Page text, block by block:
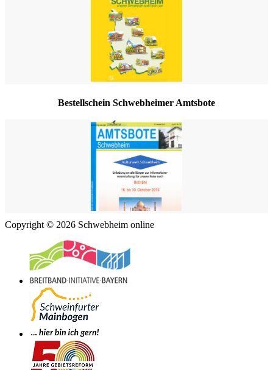
Bestellschein Schwebheimer Amtsbote
Copyright © 2026 Schwebheim online